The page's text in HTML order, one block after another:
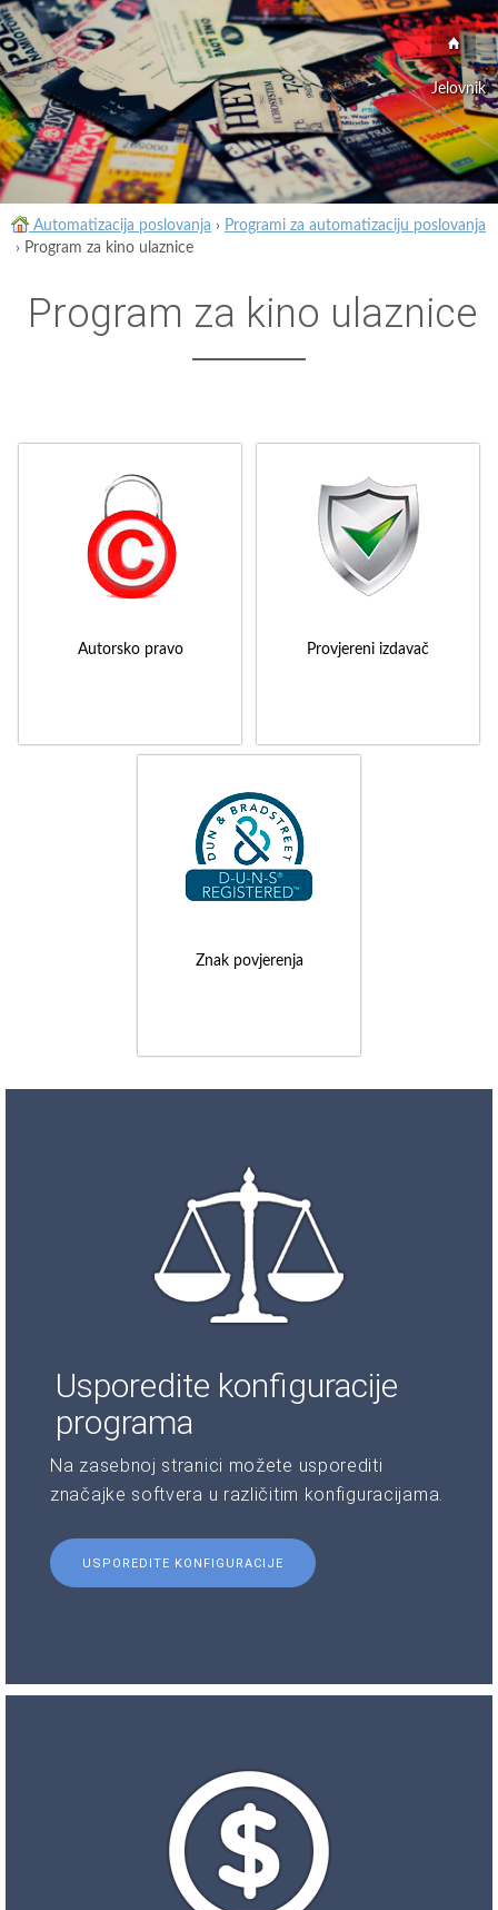
Jelovnik
Automatizacija poslovanja › Programi za automatizaciju poslovanja
› Program za kino ulaznice
Program za kino ulaznice
Autorsko pravo Provjereni izdavač
Znak povjerenja
Usporedite konfiguracije
programa
Na zasebnoj stranici možete usporediti
značajke softvera u različitim konfiguracijama.
USPOREDITE KONFIGURACIJE